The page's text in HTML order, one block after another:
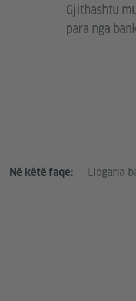
Gjithashtu
para nga
Në këtë faqe: Llogaria